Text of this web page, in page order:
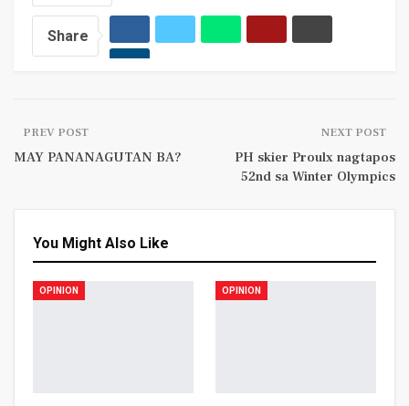
Share
PREV POST
MAY PANANAGUTAN BA?
NEXT POST
PH skier Proulx nagtapos
52nd sa Winter Olympics
You Might Also Like
OPINION OPINION